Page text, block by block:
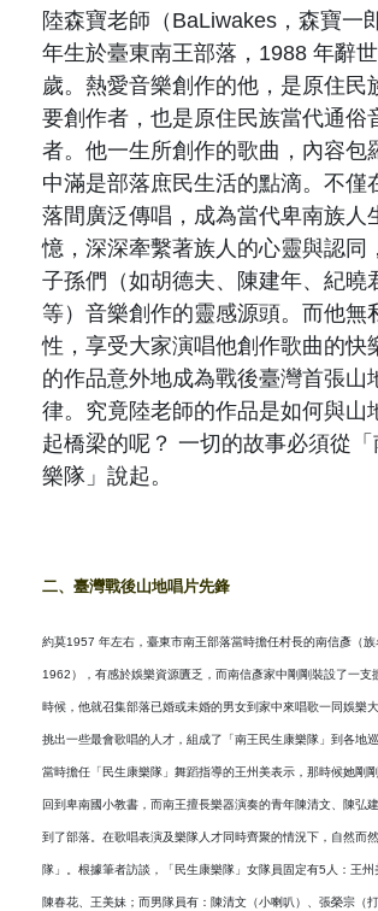
關於我們
關於原住民族文獻會
原住民族文獻會設置要點
委員介紹
歷次會議記錄
最新消息
網站訊息
徵稿訊息
出版品專區
本會出版品列表
與國史館共同出版品介紹
出版品查詢
文獻電子期刊
本期內容
歷史期刊
訂閱電子報
徵稿說明
相關連結
陸森寶老師（ BaLiwakes ，森寶一
年生於臺東南王部落， 1988 年辭
歲。熱愛音樂創作的他，是原住民
要創作者，也是原住民族當代通俗
者。他一生所創作的歌曲，內容包
中滿是部落庶民生活的點滴。不僅
落間廣泛傳唱，成為當代卑南族人
憶，深深牽繫著族人的心靈與認同
子孫們（如胡德夫、陳建年、紀曉
等）音樂創作的靈感源頭。而他無
性，享受大家演唱他創作歌曲的快
的作品意外地成為戰後臺灣首張山
律。究竟陸老師的作品是如何與山
起橋梁的呢？ 一切的故事必須從
樂隊」說起。
二、臺灣戰後山地唱片先鋒
約莫1957 年左右，臺東市南王部落當時擔任村長的南信彥（族
1962），有感於娛樂資源匱乏，而南信彥家中剛剛裝設了一支
時候，他就召集部落已婚或未婚的男女到家中來唱歌一同娛樂
挑出一些最會歌唱的人才，組成了「南王民生康樂隊」到各地
當時擔任「民生康樂隊」舞蹈指導的王州美表示，那時候她剛
回到卑南國小教書，而南王擅長樂器演奏的青年陳清文、陳弘
到了部落。在歌唱表演及樂隊人才同時齊聚的情況下，自然而
隊」。根據筆者訪談，「民生康樂隊」女隊員固定有5 人：王州
陳春花、王美妹；而男隊員有：陳清文（小喇叭）、張榮宗（